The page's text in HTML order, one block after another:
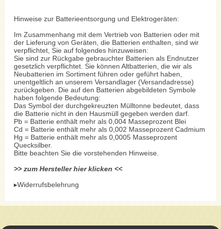
Hinweise zur Batterieentsorgung und Elektrogeräten:
Im Zusammenhang mit dem Vertrieb von Batterien oder mit
der Lieferung von Geräten, die Batterien enthalten, sind wir
verpflichtet, Sie auf folgendes hinzuweisen:
Sie sind zur Rückgabe gebrauchter Batterien als Endnutzer
gesetzlich verpflichtet. Sie können Altbatterien, die wir als
Neubatterien im Sortiment führen oder geführt haben,
unentgeltlich an unserem Versandlager (Versandadresse)
zurückgeben. Die auf den Batterien abgebildeten Symbole
haben folgende Bedeutung:
Das Symbol der durchgekreuzten Mülltonne bedeutet, dass
die Batterie nicht in den Hausmüll gegeben werden darf.
Pb = Batterie enthält mehr als 0,004 Masseprozent Blei
Cd = Batterie enthält mehr als 0,002 Masseprozent Cadmium
Hg = Batterie enthält mehr als 0,0005 Masseprozent
Quecksilber.
Bitte beachten Sie die vorstehenden Hinweise.
>> zum Hersteller hier klicken <<
▸Widerrufsbelehrung